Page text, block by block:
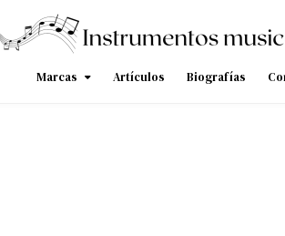
Marcas Artículos Biografías